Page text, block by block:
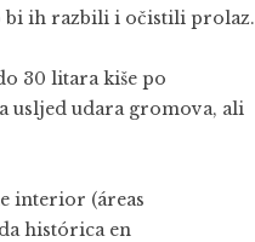
bi ih razbili i očistili prolaz.
30 litara kiše po
usljed udara gromova, ali
interior (áreas
histórica en